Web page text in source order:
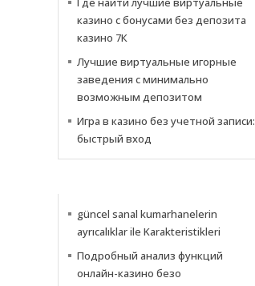
казино с бонусами без депозита
казино 7К
Лучшие виртуальные игорные
заведения с минимально
возможным депозитом
Игра в казино без учетной записи:
быстрый вход
güncel sanal kumarhanelerin
ayrıcalıklar ile Karakteristikleri
Подробный анализ функций
онлайн-казино безо